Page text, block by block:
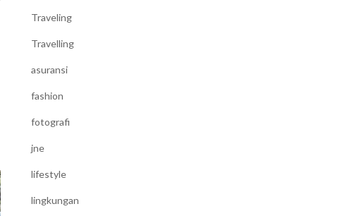
Traveling
Travelling
asuransi
fashion
fotografi
jne
lifestyle
lingkungan